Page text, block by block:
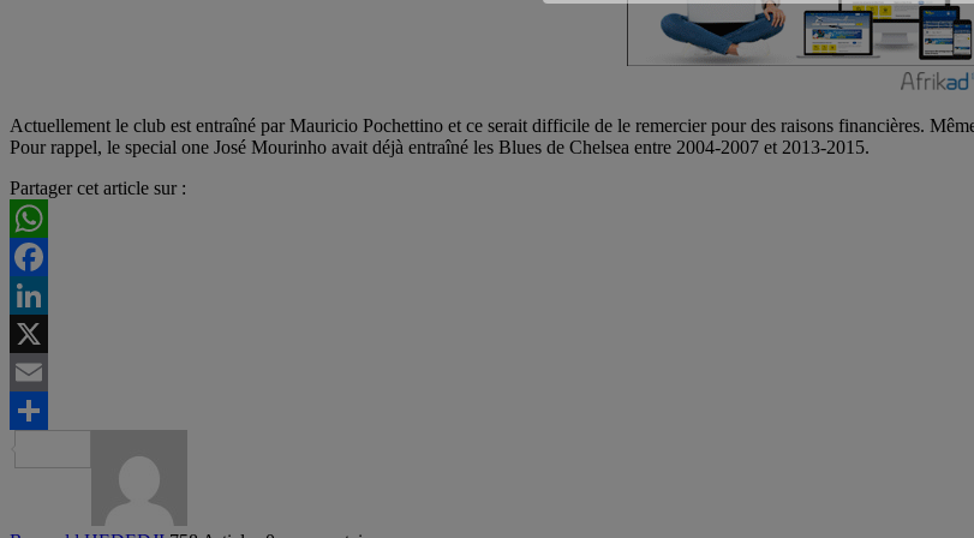
Actuellement le club est entraîné par Mauricio Pochettino et ce serait difficile de le remercier pour des raisons financières.
Pour rappel, le special one José Mourinho avait déjà entraîné les Blues de Chelsea entre 2004-2007 et 2013-2015.
Partager cet article sur :
WhatsApp
Facebook
LinkedIn
X
Email